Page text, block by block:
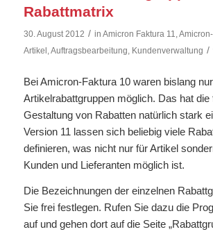
Rabattmatrix
30. August 2012 / in Amicron Faktura 11,
Artikel ,Auftragsbearbeitung, Kundenverwaltung /
Bei Amicron-Faktura 10 waren bislang
Artikelrabattgruppen möglich. Das hat die
Gestaltung von Rabatten natürlich stark
Version 11 lassen sich beliebig viele
definieren, was nicht nur für Artikel
Kunden und Lieferanten möglich ist.
Die Bezeichnungen der einzelnen
Sie frei festlegen. Rufen Sie dazu die
auf und gehen dort auf die Seite